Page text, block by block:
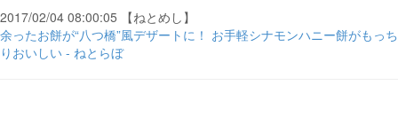
2017/02/04 08:00:05 【ねとめし】
余ったお餅が“八つ橋”風デザートに！ お手軽シナモンハニー餅がもっち
りおいしい - ねとらぼ